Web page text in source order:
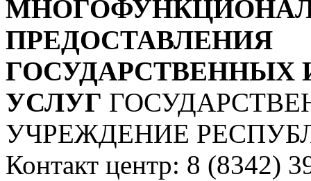
ПРЕДОСТАВЛЕНИЯ
УСЛУГ
УЧРЕЖДЕНИЕ
Контакт центр: 8 (8342)